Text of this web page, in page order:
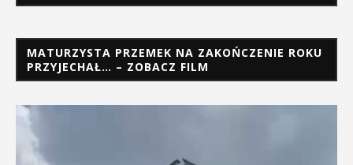
MATURZYSTA PRZEMEK NA ZAKOŃCZENIE ROKU
PRZYJECHAŁ… – ZOBACZ FILM
Odtwarzacz